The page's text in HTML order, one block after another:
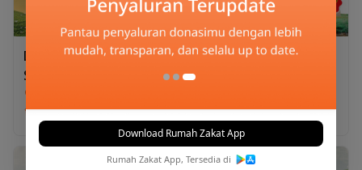
Download Rumah Zakat App
Rumah Zakat App, Tersedia di
Desaku Berqurban
Sapi
Desaku Berqurban Sapi
Qurban Kambing
Qurban Kambing Double
Kebaikan